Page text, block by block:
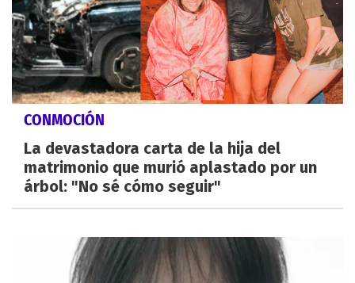
CONMOCIÓN
La devastadora carta de la hija del
matrimonio que murió aplastado por un
árbol: "No sé cómo seguir"